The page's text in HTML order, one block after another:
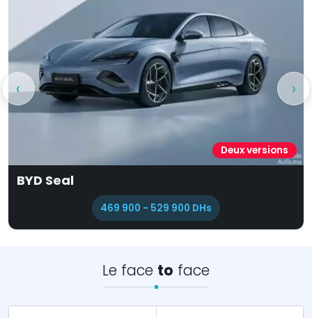
Neuf versions
Mercedes Classe E
505 000 - 825 000 DHs
‹ ›
Le face to face